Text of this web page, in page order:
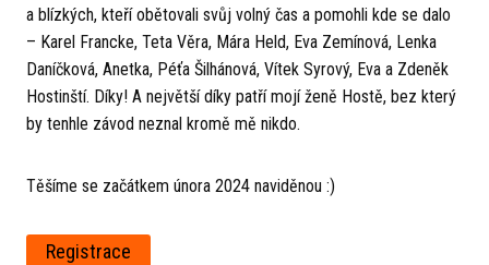
a blízkých, kteří obětovali svůj volný čas a pomohli kde se dalo
– Karel Francke, Teta Věra, Mára Held, Eva Zemínová, Lenka
Daníčková, Anetka, Péťa Šilhánová, Vítek Syrový, Eva a Zdeněk
Hostinští. Díky! A největší díky patří mojí ženě Hostě, bez který
by tenhle závod neznal kromě mě nikdo.
Těšíme se začátkem února 2024 naviděnou :)
Registrace